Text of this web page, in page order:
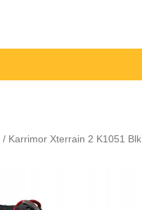
/ Karrimor Xterrain 2 K1051 Blk